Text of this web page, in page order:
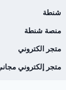
شنطة
منصة شنطة
متجر الكتروني
متجر إلكتروني مجاني